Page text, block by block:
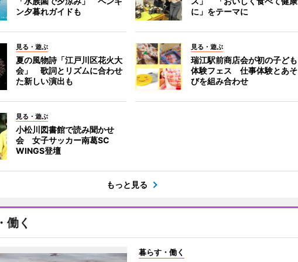
ン夕暮れガイドも
に」をテーマに
見る・遊ぶ
夏の風物詩「江戸川区花火大
会」 歌詞とリズムに合わせ
た新しい演出も
見る・遊ぶ
瑞江駅前商店会が初の子ども
体験フェス 仕事体験とあそ
びを組み合わせ
見る・遊ぶ
小松川図書館で読み聞かせ
会 女子サッカー南葛SC
WINGS登壇
もっと見る
働く
暮らす・働く